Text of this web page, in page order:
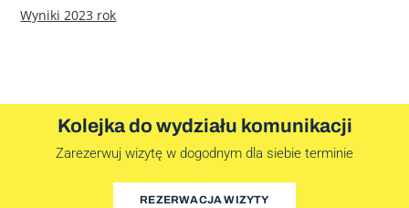
Wyniki 2023 rok
Kolejka do wydziału komunikacji
Zarezerwuj wizytę w dogodnym dla siebie terminie
REZERWACJA WIZYTY